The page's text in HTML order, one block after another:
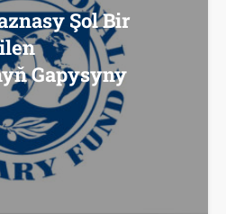
Şol Bir
Gapysyny